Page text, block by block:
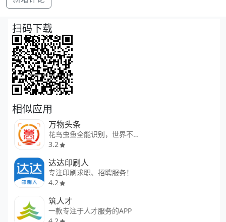
扫码下载
相似应用
万物头条
花鸟虫鱼全能识别，世界不再陌生
3.2
达达印刷人
专注印刷求职、招聘服务！
4.2
筑人才
一款专注于人才服务的APP